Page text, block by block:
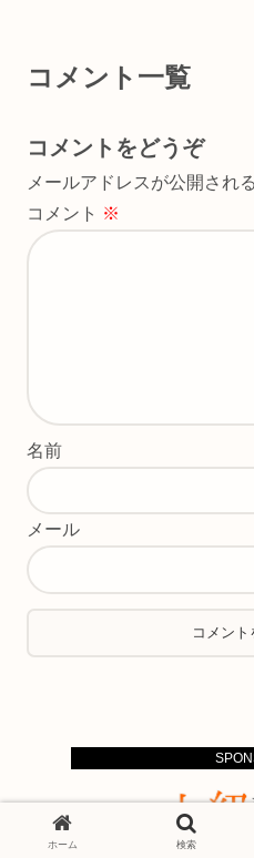
コメント一覧
コメントをどうぞ
メールアドレスが公開され
コメント ※
名前
メール
ホーム 検索